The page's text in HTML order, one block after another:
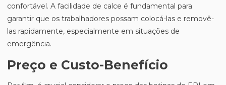
confortável. A facilidade de calce é fundamental para
garantir que os trabalhadores possam colocá-las e removê-
las rapidamente, especialmente em situações de
emergência.
Preço e Custo-Benefício